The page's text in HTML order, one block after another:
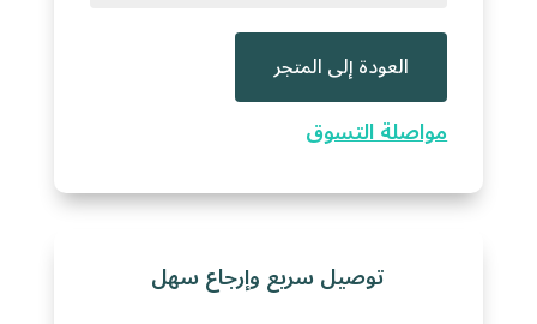
العودة إلى المتجر
مواصلة التسوق
توصيل سريع وإرجاع سهل